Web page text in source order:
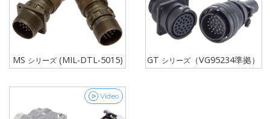
MS シリーズ(MIL-DTL-5015) GT シリーズ （VG95234準拠）
Video